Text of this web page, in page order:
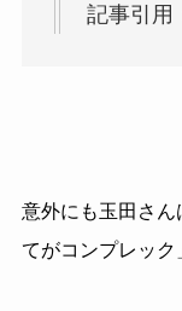
記事引用
意外にも玉田さ
てがコンプレック